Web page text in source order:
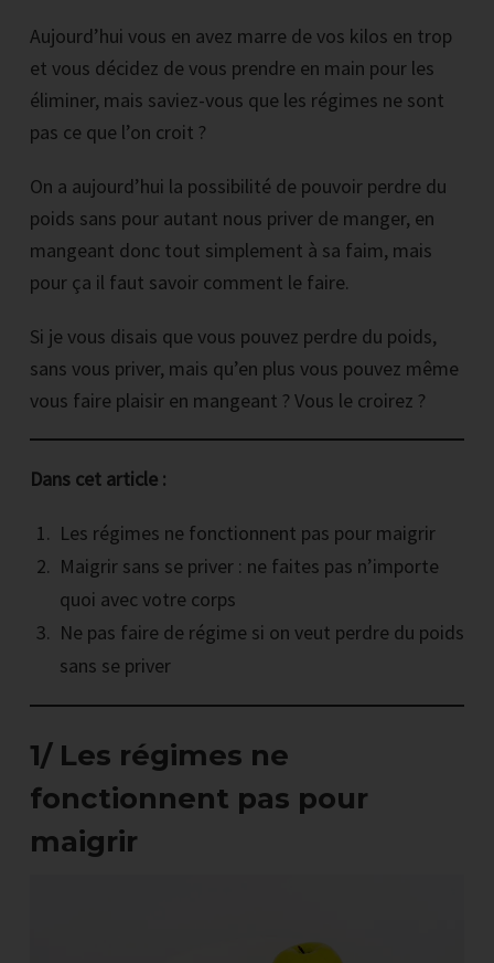
Aujourd’hui vous en avez marre de vos kilos en trop
et vous décidez de vous prendre en main pour les
éliminer, mais saviez-vous que les régimes ne sont
pas ce que l’on croit ?
On a aujourd’hui la possibilité de pouvoir perdre du
poids sans pour autant nous priver de manger, en
mangeant donc tout simplement à sa faim, mais
pour ça il faut savoir comment le faire.
Si je vous disais que vous pouvez perdre du poids,
sans vous priver, mais qu’en plus vous pouvez même
vous faire plaisir en mangeant ? Vous le croirez ?
Dans cet article :
Les régimes ne fonctionnent pas pour maigrir
Maigrir sans se priver : ne faites pas n’importe
quoi avec votre corps
Ne pas faire de régime si on veut perdre du poids
sans se priver
1/ Les régimes ne
fonctionnent pas pour
maigrir